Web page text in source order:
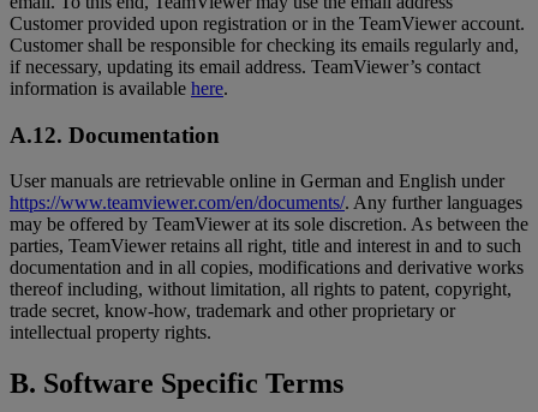
Customer provided upon registration or in the TeamViewer account.
Customer shall be responsible for checking its emails regularly and,
if necessary, updating its email address. TeamViewer’s contact
information is available here.
A.12. Documentation
User manuals are retrievable online in German and English under
https://www.teamviewer.com/en/documents/. Any further languages
may be offered by TeamViewer at its sole discretion. As between the
parties, TeamViewer retains all right, title and interest in and to such
documentation and in all copies, modifications and derivative works
thereof including, without limitation, all rights to patent, copyright,
trade secret, know-how, trademark and other proprietary or
intellectual property rights.
B. Software Specific Terms